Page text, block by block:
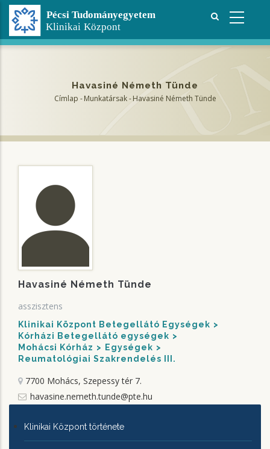
Ugrás
tartalomra
Havasiné Németh Tünde
Címlap - Munkatársak - Havasiné Németh Tünde
Havasiné Németh Tünde
asszisztens
Klinikai Központ Betegellátó Egységek
Kórházi Betegellátó egységek
Mohácsi Kórház
Egységek
Reumatológiai Szakrendelés III.
7700 Mohács, Szepessy tér 7.
havasine.nemeth.tunde@pte.hu
KLINIKAI
KÖZPONTRÓL
Klinikai Központ története